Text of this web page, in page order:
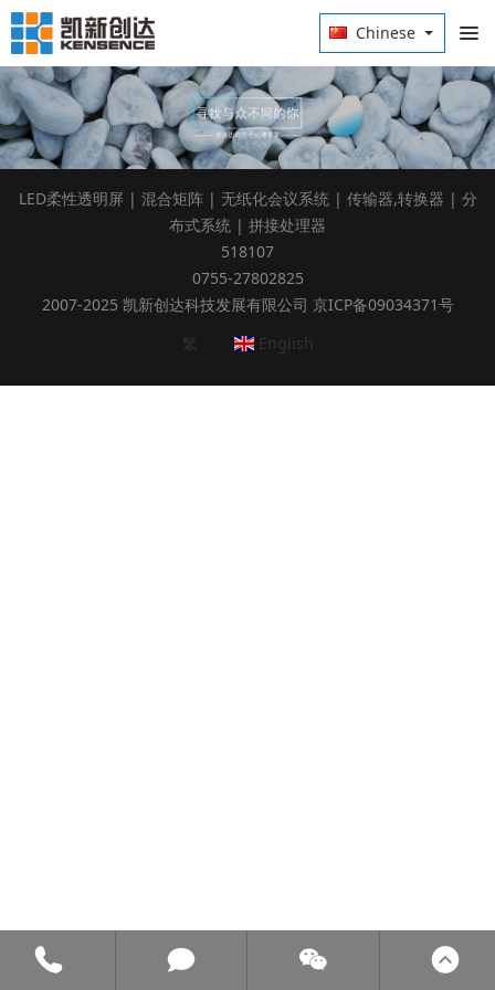
Chinese
LED柔性透明屏 | 混合矩阵| 无纸化会议系统| 传输器,转换器 | 分
布式系统 | 拼接处理器
518107
0755-27802825
2007-2025 凯新创达科技发展有限公司 京ICP备09034371号
繁
English